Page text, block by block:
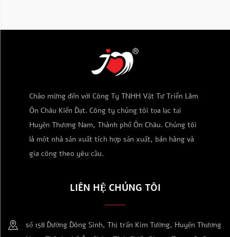
Chào mừng đến với Công Ty TNHH Vật Tư Triển Lãm
Ôn Châu Kiến Đạt. Công ty chúng tôi tọa lạc tại
Huyện Thương Nam, Thành phố Ôn Châu. Chúng tôi
là một nhà sản xuất tích hợp sản xuất, bán hàng và
gia công theo yêu cầu.
LIÊN HỆ CHÚNG TÔI
số 158 Đường Đông Sinh, Thị trấn Kim Tường, Huyện Thương